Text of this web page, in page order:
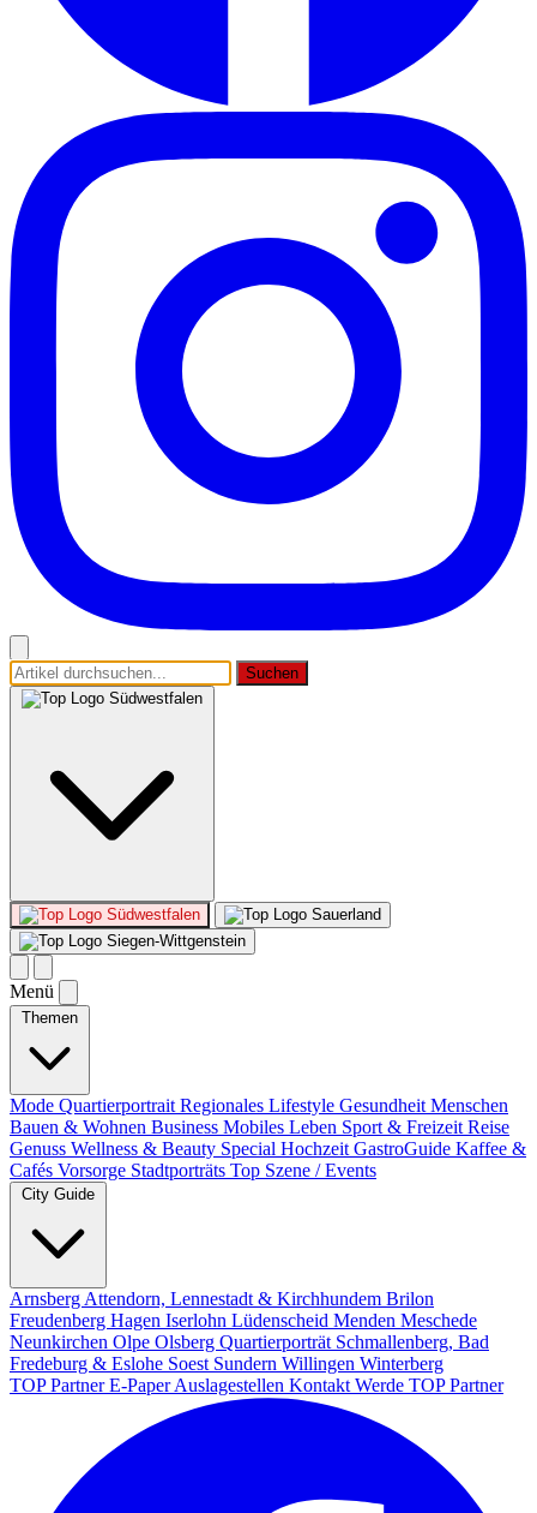
Suchen
Südwestfalen
Südwestfalen
Sauerland
Siegen-Wittgenstein
Menü
Themen
Mode Quartierportrait Regionales Lifestyle Gesundheit Menschen
Bauen & Wohnen Business Mobiles Leben Sport & Freizeit Reise
Genuss Wellness & Beauty Special Hochzeit GastroGuide Kaffee &
Cafés Vorsorge Stadtporträts Top Szene / Events
City Guide
Arnsberg Attendorn, Lennestadt & Kirchhundem Brilon
Freudenberg Hagen Iserlohn Lüdenscheid Menden Meschede
Neunkirchen Olpe Olsberg Quartierporträt Schmallenberg, Bad
Fredeburg & Eslohe Soest Sundern Willingen Winterberg
TOP PartnerE-PaperAuslagestellen Kontakt Werde TOP Partner